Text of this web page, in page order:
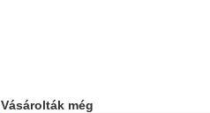
Vásárolták még